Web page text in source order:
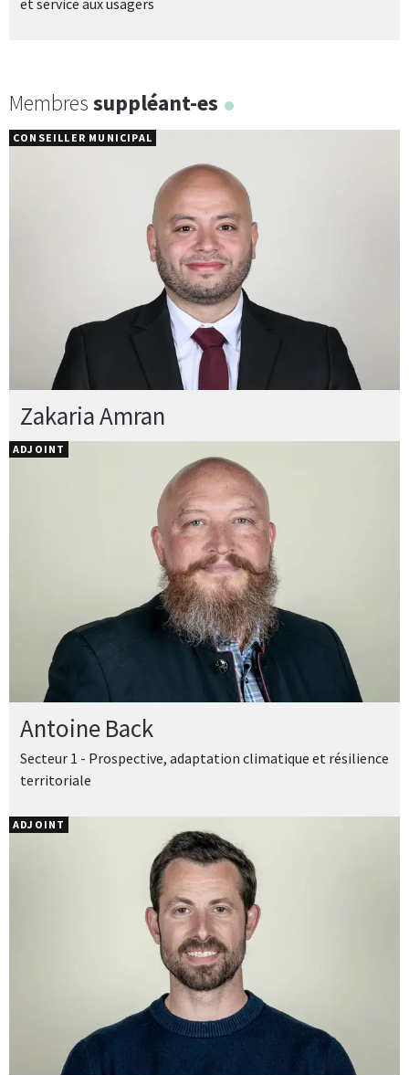
Membressuppléant-es
Zakaria Amran
CONSEILLER MUNICIPAL
Antoine Back
Secteur 1 - Prospective, adaptation climatique et résilience
territoriale
ADJOINT
ADJOINT